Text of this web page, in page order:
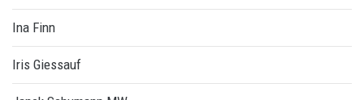
Ina Finn
Iris Giessauf